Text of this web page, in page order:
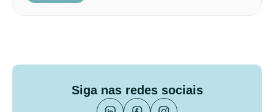
Siga nas redes sociais